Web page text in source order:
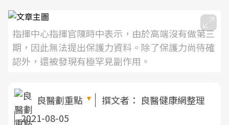
指揮中心指揮官陳時中表示，由於高端沒有做第三
期，因此無法提出保護力資料。除了保護力尚待確
認外，還被發現有極罕見副作用。
良醫劃重點 撰文者： 良醫健康網整理
2021-08-05